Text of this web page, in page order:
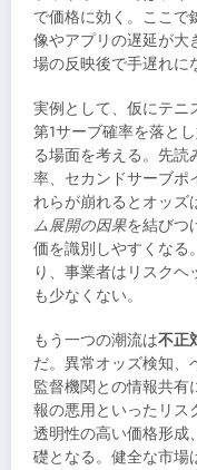
で価格に効く。ここで
像やアプリの遅延が大
場の反映後で手遅れに
実例として、仮にテニ
第1サーブ確率を落と
る場面を考える。先
率、セカンドサーブポ
れらが崩れるとオッズ
ム展開の因果を結びつ
価を識別しやすくなる
り、事業者はリスク
も少なくない。
もう一つの潮流は不正
だ。異常オッズ検知、
監督機関との情報共有
報の悪用といったリス
透明性の高い価格形成
礎となる。健全な市場